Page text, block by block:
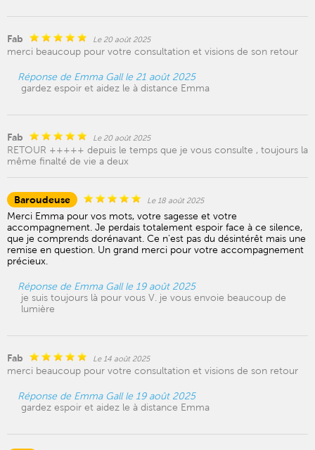
Fab Le 20 août 2025
merci beaucoup pour votre consultation et visions de son retour
Réponse de Emma Gall le 21 août 2025
gardez espoir et aidez le à distance Emma
Fab Le 20 août 2025
RETOUR +++++ depuis le temps que je vous consulte , toujours la
même finalté de vie a deux
Baroudeuse Le 18 août 2025
Merci Emma pour vos mots, votre sagesse et votre
accompagnement. Je perdais totalement espoir face à ce silence,
que je comprends dorénavant. Ce n'est pas du désintérêt mais une
remise en question. Un grand merci pour votre accompagnement
précieux.
Réponse de Emma Gall le 19 août 2025
je suis toujours là pour vous V. je vous envoie beaucoup de
lumière
Fab Le 14 août 2025
merci beaucoup pour votre consultation et visions de son retour
Réponse de Emma Gall le 19 août 2025
gardez espoir et aidez le à distance Emma